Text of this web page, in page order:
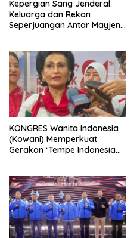
Kepergian Sang Jenderal:
Keluarga dan Rekan
Seperjuangan Antar Mayjen
Terakhir
KONGRES Wanita Indonesia
(Kowani) Memperkuat
Gerakan ‘Tempe Indonesia